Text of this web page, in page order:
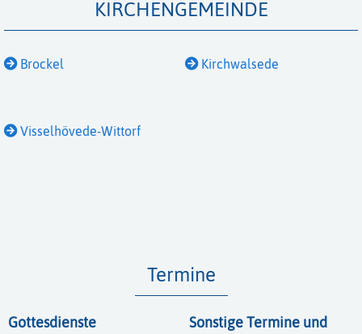
KIRCHENGEMEINDE
Brockel Kirchwalsede
Visselhövede-Wittorf
Termine
Gottesdienste
Sonstige Termine und